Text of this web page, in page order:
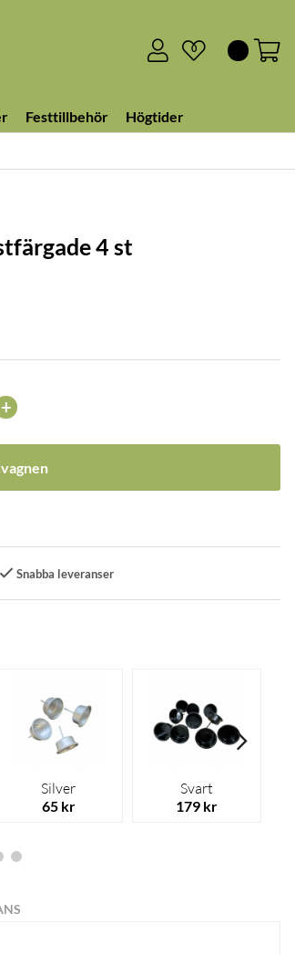
0
Festtillbehör Högtider
4 st
+
Snabba leveranser
Silver
65 kr
Svart
179 kr